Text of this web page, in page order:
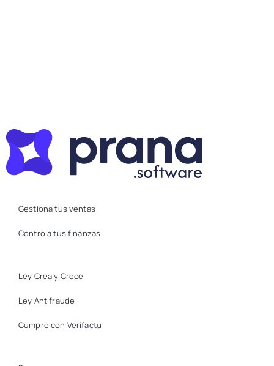
Gestiona tus ventas
Controla tus finanzas
Ley Crea y Crece
Ley Antifraude
Cumpre con Verifactu